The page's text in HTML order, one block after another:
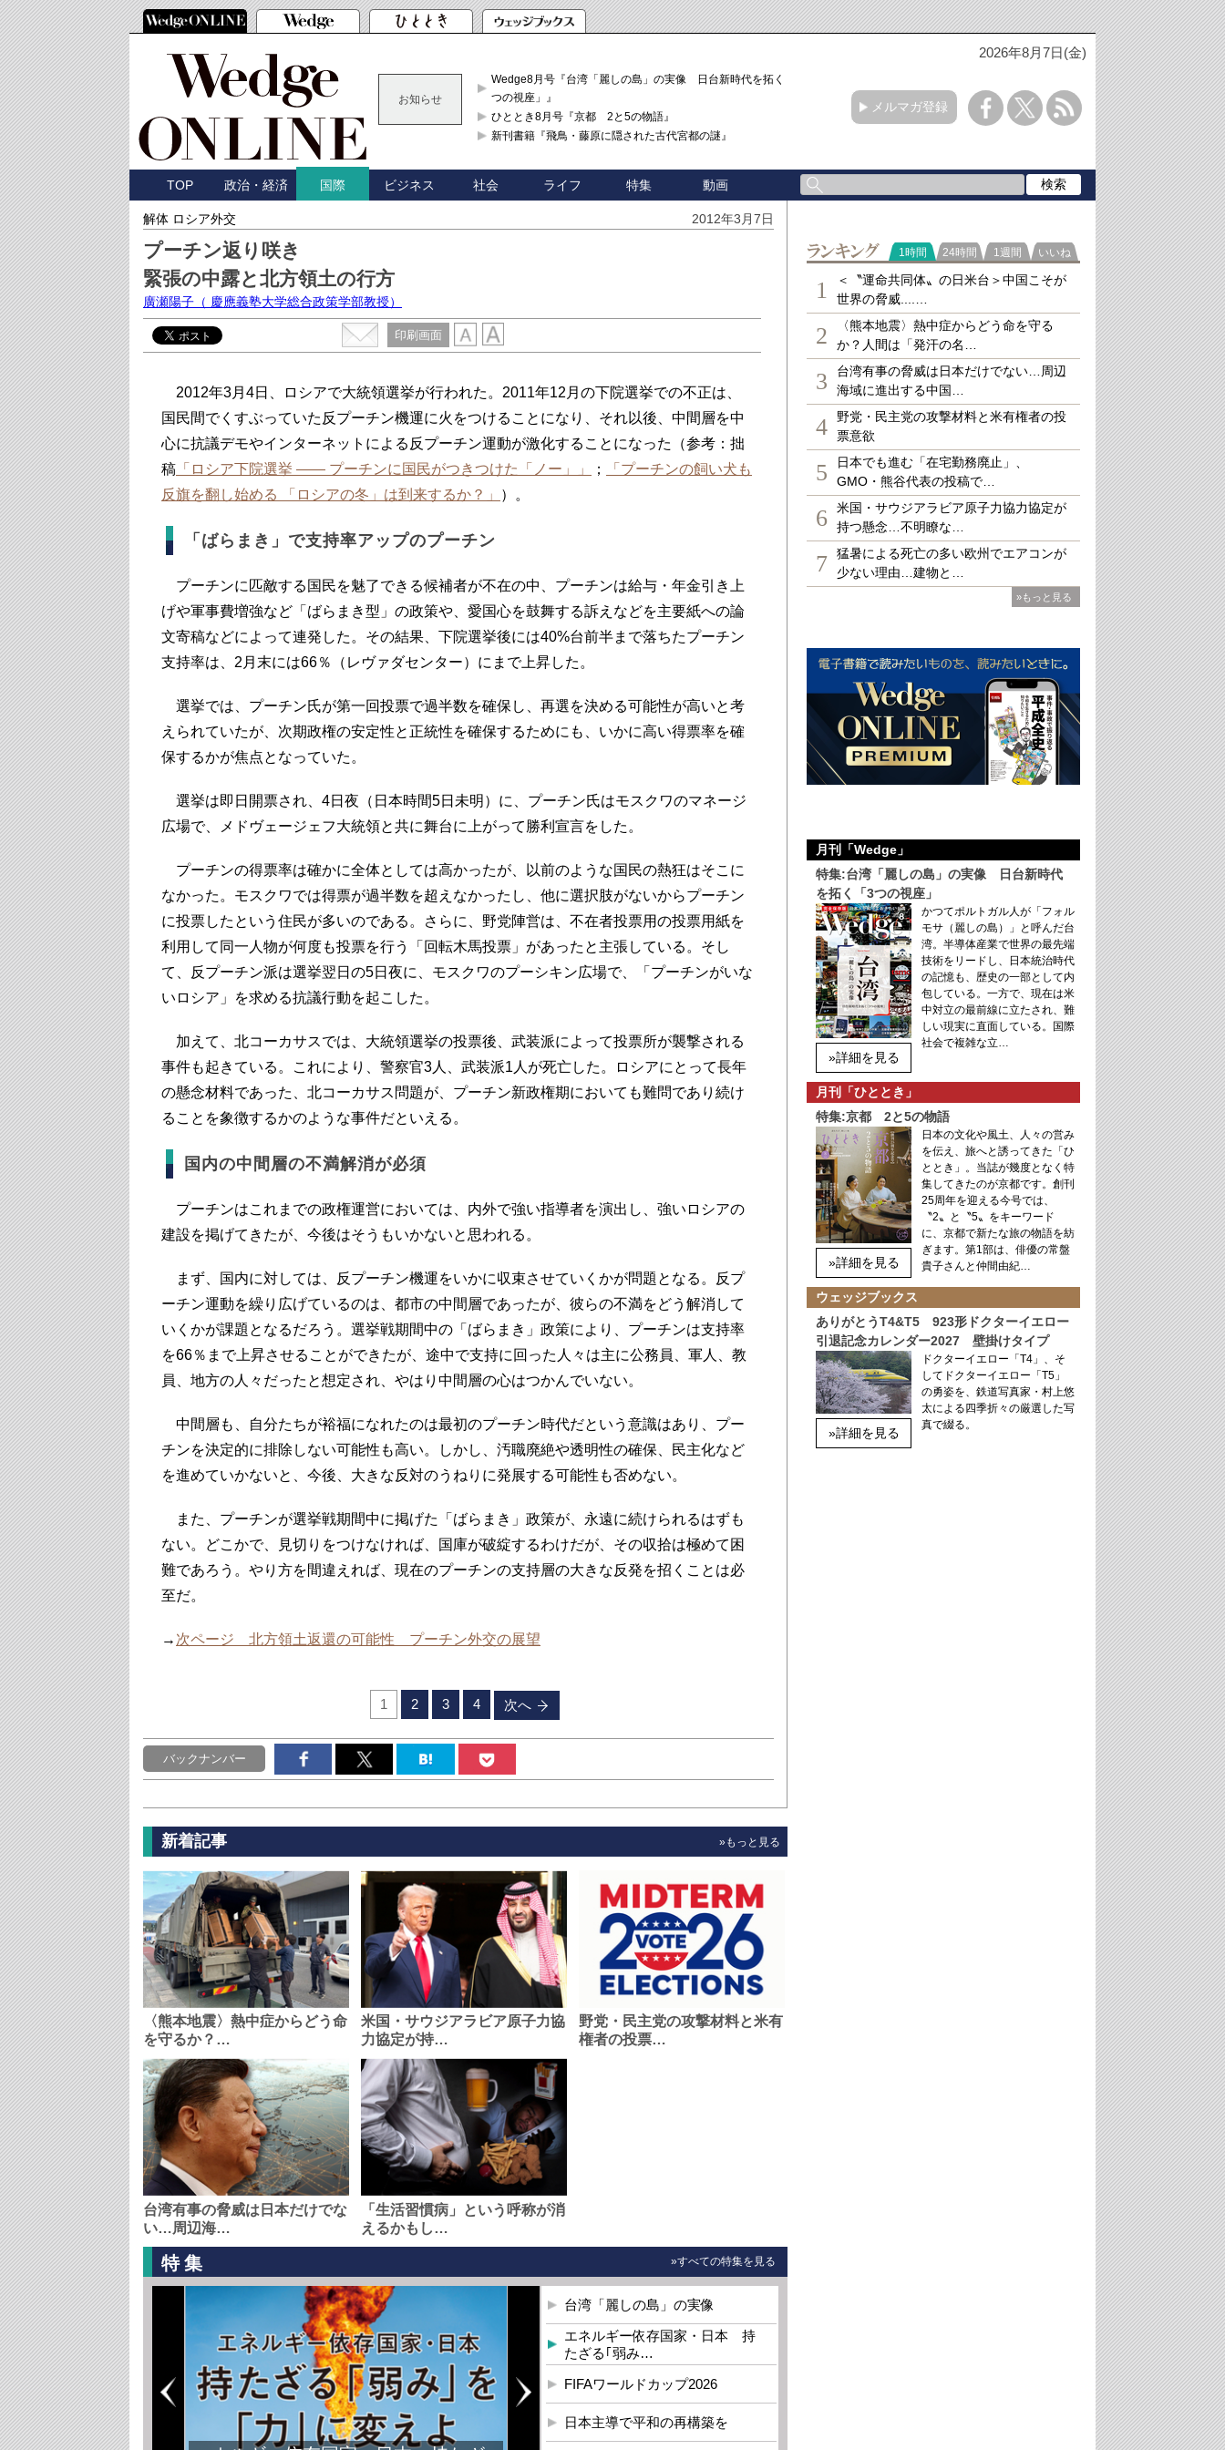
2026年8月7日(金)
お知らせ
Wedge8月号『台湾「麗しの島」の実像 日台新時代を拓く「3
つの視座」』
ひととき8月号『京都 2と5の物語』
新刊書籍『飛鳥・藤原に隠された古代宮都の謎』
メルマガ登録
TOP 政治・経済 国際 ビジネス 社会 ライフ 特集 動画
解体 ロシア外交 2012年3月7日
プーチン返り咲き
緊張の中露と北方領土の行方
廣瀬陽子 （ 慶應義塾大学総合政策学部教授）
印刷画面
2012年3月4日、ロシアで大統領選挙が行われた。2011年12月の下院選挙での不正は、
国民間でくすぶっていた反プーチン機運に火をつけることになり、それ以後、中間層を中
心に抗議デモやインターネットによる反プーチン運動が激化することになった（参考：拙
稿 「ロシア下院選挙 ―― プーチンに国民がつきつけた「ノー」」 ；
「プーチンの飼い犬も
反旗を翻し始める 「ロシアの冬」は到来するか？」
）。
「ばらまき」で支持率アップのプーチン
プーチンに匹敵する国民を魅了できる候補者が不在の中、プーチンは給与・年金引き上
げや軍事費増強など「ばらまき型」の政策や、愛国心を鼓舞する訴えなどを主要紙への論
文寄稿などによって連発した。その結果、下院選挙後には40%台前半まで落ちたプーチン
支持率は、2月末には66％（レヴァダセンター）にまで上昇した。
選挙では、プーチン氏が第一回投票で過半数を確保し、再選を決める可能性が高いと考
えられていたが、次期政権の安定性と正統性を確保するためにも、いかに高い得票率を確
保するかが焦点となっていた。
選挙は即日開票され、4日夜（日本時間5日未明）に、プーチン氏はモスクワのマネージ
広場で、メドヴェージェフ大統領と共に舞台に上がって勝利宣言をした。
プーチンの得票率は確かに全体としては高かったが、以前のような国民の熱狂はそこに
なかった。モスクワでは得票が過半数を超えなかったし、他に選択肢がないからプーチン
に投票したという住民が多いのである。さらに、野党陣営は、不在者投票用の投票用紙を
利用して同一人物が何度も投票を行う「回転木馬投票」があったと主張している。そし
て、反プーチン派は選挙翌日の5日夜に、モスクワのプーシキン広場で、「プーチンがいな
いロシア」を求める抗議行動を起こした。
加えて、北コーカサスでは、大統領選挙の投票後、武装派によって投票所が襲撃される
事件も起きている。これにより、警察官3人、武装派1人が死亡した。ロシアにとって長年
の懸念材料であった、北コーカサス問題が、プーチン新政権期においても難問であり続け
ることを象徴するかのような事件だといえる。
国内の中間層の不満解消が必須
プーチンはこれまでの政権運営においては、内外で強い指導者を演出し、強いロシアの
建設を掲げてきたが、今後はそうもいかないと思われる。
まず、国内に対しては、反プーチン機運をいかに収束させていくかが問題となる。反プ
ーチン運動を繰り広げているのは、都市の中間層であったが、彼らの不満をどう解消して
いくかが課題となるだろう。選挙戦期間中の「ばらまき」政策により、プーチンは支持率
を66％まで上昇させることができたが、途中で支持に回った人々は主に公務員、軍人、教
員、地方の人々だったと想定され、やはり中間層の心はつかんでいない。
中間層も、自分たちが裕福になれたのは最初のプーチン時代だという意識はあり、プー
チンを決定的に排除しない可能性も高い。しかし、汚職廃絶や透明性の確保、民主化など
を進めていかないと、今後、大きな反対のうねりに発展する可能性も否めない。
また、プーチンが選挙戦期間中に掲げた「ばらまき」政策が、永遠に続けられるはずも
ない。どこかで、見切りをつけなければ、国庫が破綻するわけだが、その収拾は極めて困
難であろう。やり方を間違えれば、現在のプーチンの支持層の大きな反発を招くことは必
至だ。
→ 次ページ 北方領土返還の可能性 プーチン外交の展望
1 2 3 4 次へ
バックナンバー
新着記事 »もっと見る
〈熊本地震〉熱中症からどう命
を守るか？…
米国・サウジアラビア原子力協
力協定が持…
野党・民主党の攻撃材料と米有
権者の投票…
台湾有事の脅威は日本だけでな
い…周辺海…
「生活習慣病」という呼称が消
えるかもし…
特集 »すべての特集を見る
台湾「麗しの島」の実像
エネルギー依存国家・日本 持
たざる｢弱み…
FIFAワールドカップ2026
日本主導で平和の再構築を
ランキング
1時間 24時間 1週間 いいね
1
＜〝運命共同体〟の日米台＞中国こそが
世界の脅威....…
2
〈熊本地震〉熱中症からどう命を守る
か？人間は「発汗の名…
3
台湾有事の脅威は日本だけでない…周辺
海域に進出する中国…
4
野党・民主党の攻撃材料と米有権者の投
票意欲
5
日本でも進む「在宅勤務廃止」、
GMO・熊谷代表の投稿で…
6
米国・サウジアラビア原子力協力協定が
持つ懸念…不明瞭な…
7
猛暑による死亡の多い欧州でエアコンが
少ない理由…建物と…
»もっと見る
月刊「Wedge」
特集:台湾「麗しの島」の実像 日台新時代
を拓く「3つの視座」
»詳細を見る
かつてポルトガル人が「フォル
モサ（麗しの島）」と呼んだ台
湾。半導体産業で世界の最先端
技術をリードし、日本統治時代
の記憶も、歴史の一部として内
包している。一方で、現在は米
中対立の最前線に立たされ、難
しい現実に直面している。国際
社会で複雑な立…
月刊「ひととき」
特集:京都 2と5の物語
»詳細を見る
日本の文化や風土、人々の営み
を伝え、旅へと誘ってきた「ひ
ととき」。当誌が幾度となく特
集してきたのが京都です。創刊
25周年を迎える今号では、
〝2〟と〝5〟をキーワード
に、京都で新たな旅の物語を紡
ぎます。第1部は、俳優の常盤
貴子さんと仲間由紀…
ウェッジブックス
ありがとうT4&T5 923形ドクターイエロー
引退記念カレンダー2027 壁掛けタイプ
»詳細を見る
ドクターイエロー「T4」、そ
してドクターイエロー「T5」
の勇姿を、鉄道写真家・村上悠
太による四季折々の厳選した写
真で綴る。